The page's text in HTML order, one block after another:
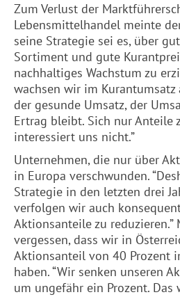
Zum Verlust der
Lebensmittelhandel meinte
seine Strategie sei es, über
Sortiment und gute
nachhaltiges Wachstum zu
wachsen wir im Kurantumsatz
der gesunde Umsatz, der
Ertrag bleibt. Sich nur Anteile
interessiert uns nicht.”
Unternehmen, die nur über
in Europa verschwunden.
Strategie in den letzten drei
verfolgen wir auch
Aktionsanteile zu
vergessen, dass wir in
Aktionsanteil von 40 Prozent
haben. “Wir senken unseren
um ungefähr ein Prozent.